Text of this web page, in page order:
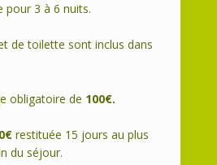
pour 3 à 6 nuits.
de toilette sont inclus dans
obligatoire de 100€.
restituée 15 jours au plus
du séjour.